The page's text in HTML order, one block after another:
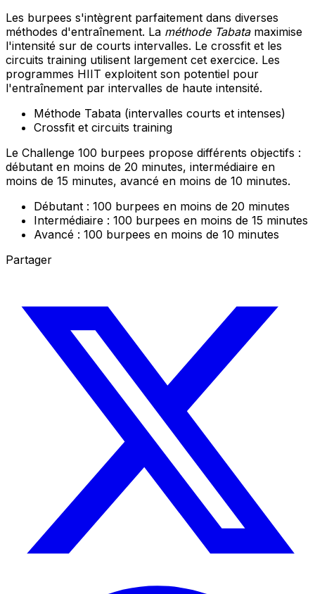
Les burpees s'intègrent parfaitement dans diverses
méthodes d'entraînement. La méthode Tabatamaximise
l'intensité sur de courts intervalles. Le crossfit et les
circuits training utilisent largement cet exercice. Les
programmes HIIT exploitent son potentiel pour
l'entraînement par intervalles de haute intensité.
Méthode Tabata (intervalles courts et intenses)
Crossfit et circuits training
Le Challenge 100 burpees propose différents objectifs :
débutant en moins de 20 minutes, intermédiaire en
moins de 15 minutes, avancé en moins de 10 minutes.
Débutant : 100 burpees en moins de 20 minutes
Intermédiaire : 100 burpees en moins de 15 minutes
Avancé : 100 burpees en moins de 10 minutes
Partager